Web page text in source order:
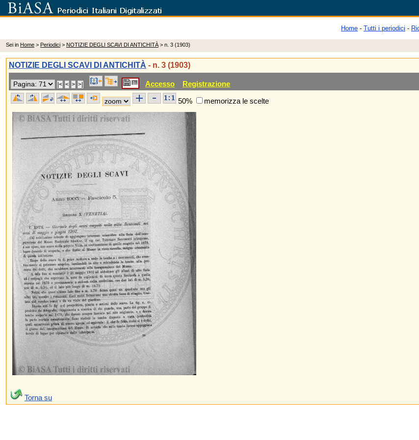
Home - Tutti i periodici -
Sei in Home > Periodici > NOTIZIE DEGLI SCAVI DI ANTICHITÀ > n. 3 (1903)
NOTIZIE DEGLI SCAVI DI ANTICHITÀ - n. 3 (1903)
Accesso Registrazione
50% memorizza le scelte
Torna su